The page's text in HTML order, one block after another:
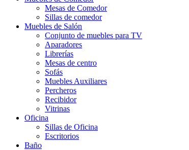
Mesas de Comedor
Sillas de comedor
Muebles de Salón
Conjunto de muebles para TV
Aparadores
Librerías
Mesas de centro
Sofás
Muebles Auxiliares
Percheros
Recibidor
Vitrinas
Oficina
Sillas de Oficina
Escritorios
Baño